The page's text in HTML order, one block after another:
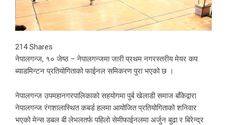
214Shares
नेपालगन्ज, १० जेष्ठ – नेपालगन्जमा जारी प्रथम नगरस्तरीय मेयर कप
ब्याडमिन्टन प्रतियोगिताको फाईनल समिकरण पुरा भएको छ ।
नेपालगन्ज उपमहानगरपालिकाको सहयोगमा पुर्ब खेलाडी समाज बाँकेद्वारा
नेपालगन्ज रंगशालास्थित कबर्ड हलमा आयोजित प्रतियोगिताको शनिवार
भएको मेन्स डबल बी लेभलतर्फ पहिलो सेमीफाईनलमा अर्जुन बुढा र बिरेन्द्र